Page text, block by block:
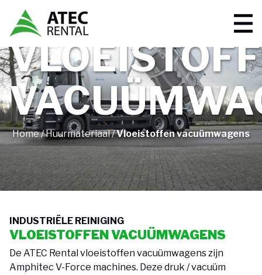
Home/Huurmateriaal/Vloeistoffen vacuümwagens
INDUSTRIËLE REINIGING
VLOEISTOFFEN VACUÜMWAGENS
De ATEC Rental vloeistoffen vacuümwagens zijn
Amphitec V-Force machines. Deze druk / vacuüm